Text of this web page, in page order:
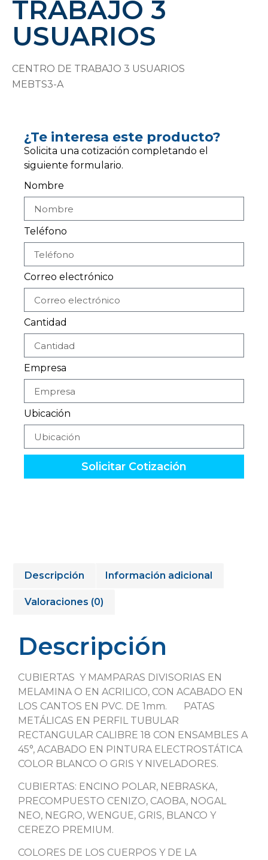
TRABAJO 3
USUARIOS
CENTRO DE TRABAJO 3 USUARIOS
MEBTS3-A
¿Te interesa este producto?
Solicita una cotización completando el
siguiente formulario.
Nombre
Teléfono
Correo electrónico
Cantidad
Empresa
Ubicación
Solicitar Cotización
Descripción Información adicional
Valoraciones (0)
Descripción
CUBIERTAS Y MAMPARAS DIVISORIAS EN
MELAMINA O EN ACRILICO, CON ACABADO EN
LOS CANTOS EN PVC. DE 1mm. PATAS
METÁLICAS EN PERFIL TUBULAR
RECTANGULAR CALIBRE 18 CON ENSAMBLES A
45°, ACABADO EN PINTURA ELECTROSTÁTICA
COLOR BLANCO O GRIS Y NIVELADORES.
CUBIERTAS: ENCINO POLAR, NEBRASKA,
PRECOMPUESTO CENIZO, CAOBA, NOGAL
NEO, NEGRO, WENGUE, GRIS, BLANCO Y
CEREZO PREMIUM.
COLORES DE LOS CUERPOS Y DE LA